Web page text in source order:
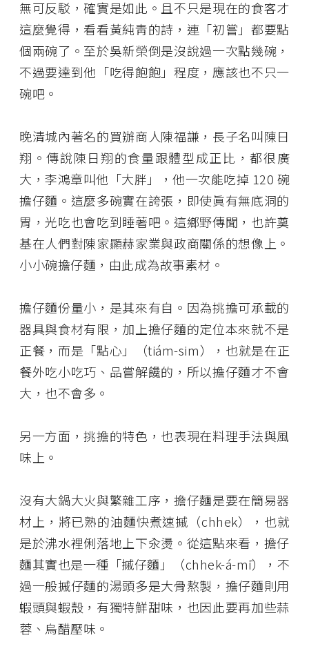
無可反駁，確實是如此。且不只是現在的食客才
這麼覺得，看看黃純靑的詩，連「初嘗」都要點
個兩碗了。至於吳新榮倒是沒說過一次點幾碗，
不過要達到他「吃得飽飽」程度，應該也不只一
碗吧。
晚清城內著名的買辦商人陳福謙，長子名叫陳日
翔。傳說陳日翔的食量跟體型成正比，都很廣
大，李鴻章叫他「大胖」，他一次能吃掉 120 碗
擔仔麵。這麼多碗實在誇張，即使眞有無底洞的
胃，光吃也會吃到睡著吧。這鄉野傳聞，也許奠
基在人們對陳家顯赫家業與政商關係的想像上。
小小碗擔仔麵，由此成為故事素材。
擔仔麵份量小，是其來有自。因為挑擔可承載的
器具與食材有限，加上擔仔麵的定位本來就不是
正餐，而是「點心」（tiám-sim），也就是在正
餐外吃小吃巧、品嘗解饞的，所以擔仔麵才不會
大，也不會多。
另一方面，挑擔的特色，也表現在料理手法與風
味上。
沒有大鍋大火與繁雜工序，擔仔麵是要在簡易器
材上，將已熟的油麵快煮速摵（chhek），也就
是於沸水裡俐落地上下汆燙。從這點來看，擔仔
麵其實也是一種「摵仔麵」（chhek-á-mī），不
過一般摵仔麵的湯頭多是大骨熬製，擔仔麵則用
蝦頭與蝦殼，有獨特鮮甜味，也因此要再加些蒜
蓉、烏醋壓味。